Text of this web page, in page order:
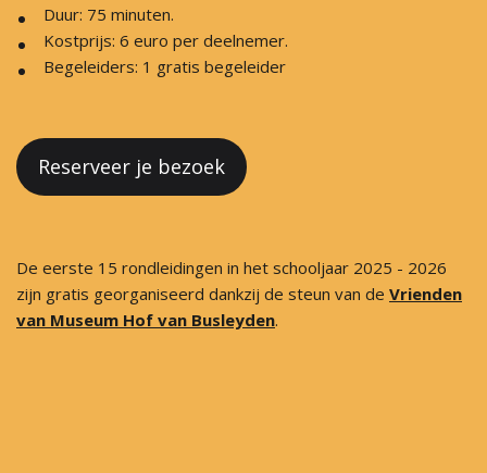
Duur: 75 minuten.
Kostprijs: 6 euro per deelnemer.
Begeleiders: 1 gratis begeleider
Reserveer je bezoek
De eerste 15 rondleidingen in het schooljaar 2025 - 2026
zijn gratis georganiseerd dankzij de steun van de Vrienden
van Museum Hof van Busleyden.